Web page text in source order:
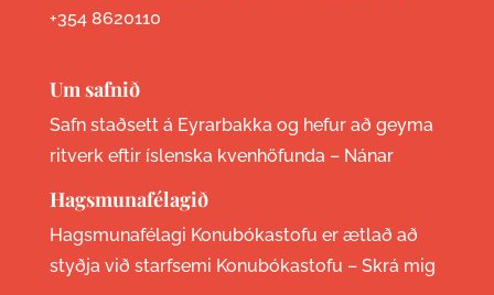
+354 8620110
Um safnið
Safn staðsett á Eyrarbakka og hefur að geyma
ritverk eftir íslenska kvenhöfunda – Nánar
Hagsmunafélagið
Hagsmunafélagi Konubókastofu er ætlað að
styðja við starfsemi Konubókastofu – Skrá mig